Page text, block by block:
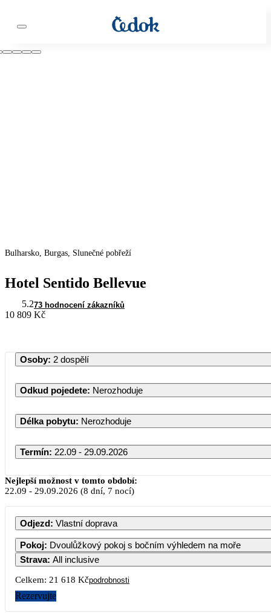
Bulharsko, Burgas, Slunečné pobřeží
Hotel Sentido Bellevue
5.273 hodnocení zákazníků
10 809 Kč
Osoby: 2 dospělí
Odkud pojedete: Nerozhoduje
Délka pobytu: Nerozhoduje
Termín: 22.09 - 29.09.2026
Nejlepší možnost v tomto období:
22.09 - 29.09.2026 (8 dní, 7 nocí)
Odjezd: Vlastní doprava
Pokoj: Dvoulůžkový pokoj s bočním výhledem na moře
Strava: All inclusive
Celkem: 21 618 Kčpodrobnosti
Rezervujte